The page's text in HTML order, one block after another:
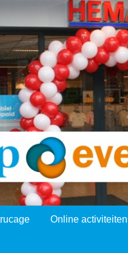
Online activiteiten